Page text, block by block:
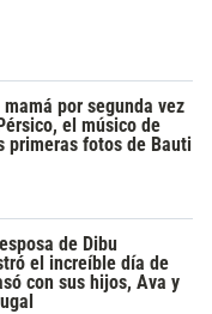
por segunda vez
el músico de
primeras fotos de Bauti
de Dibu
el increíble día de
con sus hijos, Ava y